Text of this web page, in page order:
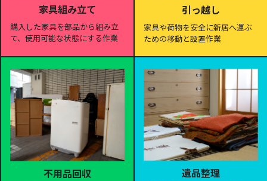
家具組み立て
購入した家具を部品から組み立
て、使用可能な状態にする作業
引っ越し
家具や荷物を安全に新居へ運ぶ
ための移動と設置作業
不用品回収 遺品整理